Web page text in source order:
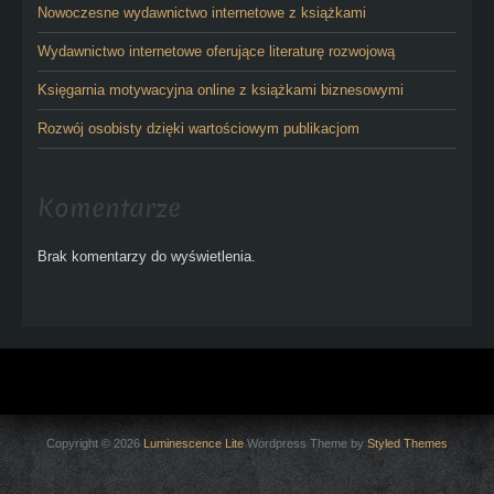
Nowoczesne wydawnictwo internetowe z książkami
Wydawnictwo internetowe oferujące literaturę rozwojową
Księgarnia motywacyjna online z książkami biznesowymi
Rozwój osobisty dzięki wartościowym publikacjom
Komentarze
Brak komentarzy do wyświetlenia.
Copyright © 2026 Luminescence Lite Wordpress Theme by Styled Themes